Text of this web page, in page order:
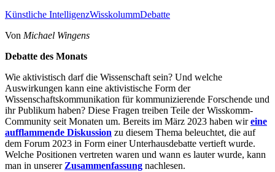
Künstliche IntelligenzWisskolummDebatte
Von Michael Wingens
Debatte des Monats
Wie aktivistisch darf die Wissenschaft sein? Und welche
Auswirkungen kann eine aktivistische Form der
Wissenschaftskommunikation für kommunizierende Forschende und
ihr Publikum haben? Diese Fragen treiben Teile der Wisskomm-
Community seit Monaten um. Bereits im März 2023 haben wireine
aufflammende Diskussion zu diesem Thema beleuchtet, die auf
dem Forum 2023 in Form einer Unterhausdebatte vertieft wurde.
Welche Positionen vertreten waren und wann es lauter wurde, kann
man in unserer Zusammenfassung nachlesen.